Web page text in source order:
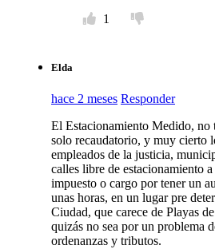
1
Elda
hace 2 meses Responder
El Estacionamiento Medido, no
solo recaudatorio, y muy cierto
empleados de la justicia,
calles libre de estacionamiento
impuesto o cargo por tener un
unas horas, en un lugar pre
Ciudad, que carece de Playas
quizás no sea por un problema
ordenanzas y tributos.